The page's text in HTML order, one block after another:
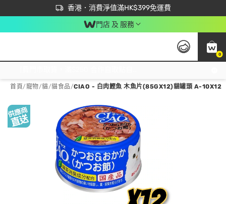
香港．消費淨值滿HK$399免運費
立即成為易賞錢會員盡享獨家優惠
首次APP下單買滿$450 輸入 NEWAPP 即減$50
門店 及 服務
0
首頁/寵物/貓/貓食品/CIAO - 白肉鰹魚 木魚片(85GX12)貓罐頭 A-10X12